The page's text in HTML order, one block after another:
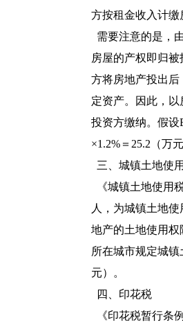
方按租金收入计缴
需要注意的是，
房屋的产权即归
方将房地产投出后
定资产。因此，
投资方缴纳。假设
×1.2%＝25.2（万元
三、城镇土地使
《城镇土地使用
人，为城镇土地
地产的土地使用
所在城市规定城
元）。
四、印花税
《印花税暂行条